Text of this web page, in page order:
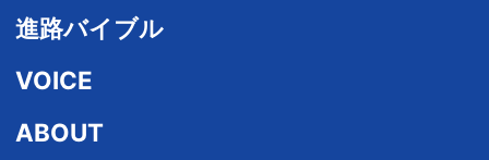
進路バイブル
VOICE
ABOUT